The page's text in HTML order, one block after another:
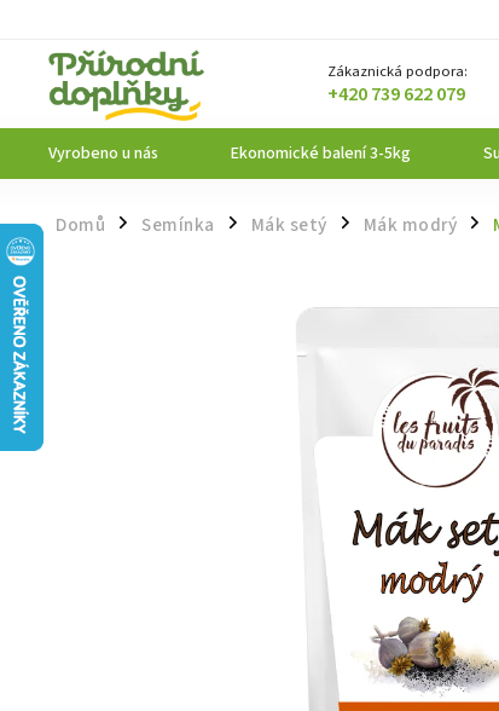
Zákaznická podpora:
+420 739 622 079
Vyrobeno u nás Ekonomické balení 3-5kg
Domů / Semínka / Mák setý / Mák modrý /